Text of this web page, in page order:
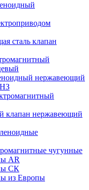
сталь клапан
нержавеющий
клапан нержавеющий
чугунные
AR
СК
из Европы